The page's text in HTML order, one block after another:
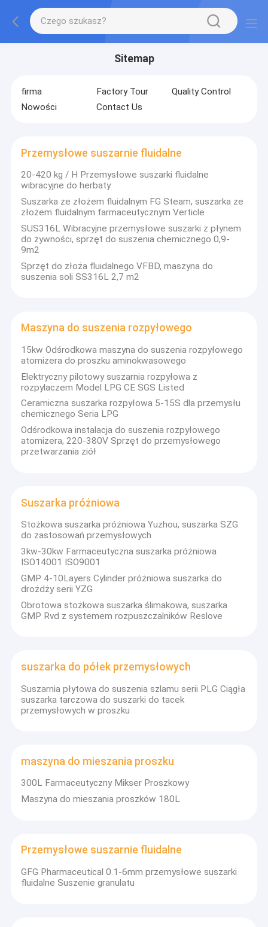
Sitemap
firma Factory Tour
Quality Control
Nowości
Contact Us
Przemysłowe suszarnie fluidalne
20-420 kg / H Przemysłowe suszarki fluidalne
wibracyjne do herbaty
Suszarka ze złożem fluidalnym FG Steam, suszarka ze
złożem fluidalnym farmaceutycznym Verticle
SUS316L Wibracyjne przemysłowe suszarki z płynem
do żywności, sprzęt do suszenia chemicznego 0,9-
9m2
Sprzęt do złoża fluidalnego VFBD, maszyna do
suszenia soli SS316L 2,7 m2
Maszyna do suszenia rozpyłowego
15kw Odśrodkowa maszyna do suszenia rozpyłowego
atomizera do proszku aminokwasowego
Elektryczny pilotowy suszarnia rozpyłowa z
rozpylaczem Model LPG CE SGS Listed
Ceramiczna suszarka rozpyłowa 5-15S dla przemysłu
chemicznego Seria LPG
Odśrodkowa instalacja do suszenia rozpyłowego
atomizera, 220-380V Sprzęt do przemysłowego
przetwarzania ziół
Suszarka próżniowa
Stożkowa suszarka próżniowa Yuzhou, suszarka SZG
do zastosowań przemysłowych
3kw-30kw Farmaceutyczna suszarka próżniowa
ISO14001 ISO9001
GMP 4-10Layers Cylinder próżniowa suszarka do
drożdży serii YZG
Obrotowa stożkowa suszarka ślimakowa, suszarka
GMP Rvd z systemem rozpuszczalników Reslove
suszarka do półek przemysłowych
Suszarnia płytowa do suszenia szlamu serii PLG Ciągła
suszarka tarczowa do suszarki do tacek
przemysłowych w proszku
maszyna do mieszania proszku
300L Farmaceutyczny Mikser Proszkowy
Maszyna do mieszania proszków 180L
Przemysłowe suszarnie fluidalne
GFG Pharmaceutical 0.1-6mm przemysłowe suszarki
fluidalne Suszenie granulatu